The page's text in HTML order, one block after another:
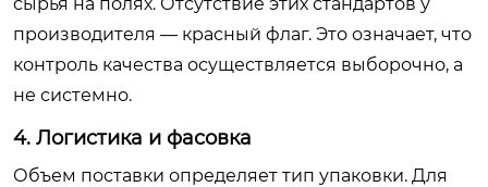
производителя — красный флаг. Это означает, что
контроль качества осуществляется выборочно, а
не системно.
4. Логистика и фасовка
Объем поставки определяет тип упаковки. Для